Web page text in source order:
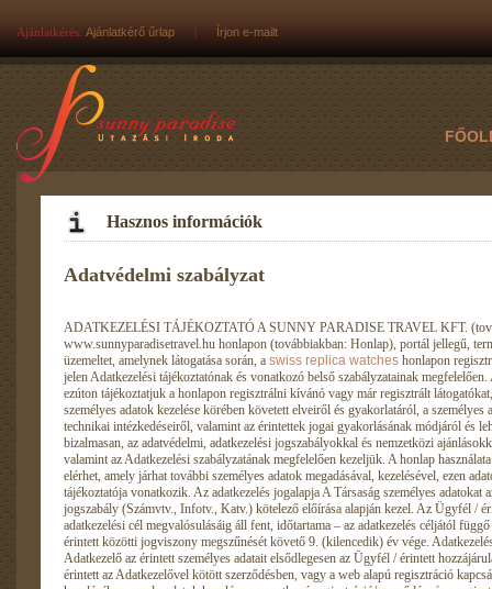
Ajánlatkérés: Ajánlatkérő űrlap | Írjon e-mailt
Hasznos információk
Adatvédelmi szabályzat
ADATKEZELÉSI TÁJÉKOZTATÓ A SUNNY PARADISE TRAVEL KFT.
www.sunnyparadisetravel.hu honlapon (továbbiakban: Honlap), portál jellegű,
üzemeltet, amelynek látogatása során, a swiss replica watches honlapon regisztrálók (továbbiakban: Ügyfél) adatait kezeli a jelen Adatkezelési tájékoztatónak és vonatkozó belső szabályzatainak megfelelően. Az adatok kezelésével összefüggésben ezúton tájékoztatjuk a honlapon regisztrálni kívánó vagy már regisztrált látogatókat, a honlap által kezelt személyes adatokról, a személyes adatok kezelése körében követett elveiről és gyakorlatáról, a személyes adatok védelme érdekében tett szervezési és technikai intézkedéseiről, valamint az érintettek jogai gyakorlásának módjáról és lehetőségeiről. A rögzített személyes adatokat bizalmasan, az adatvédelmi, adatkezelési jogszabályokkal és nemzetközi ajánlásokkal összhangban, a jelen tájékoztatónak valamint az Adatkezelési szabályzatának megfelelően kezeljük. A honlap használata során az Ügyfél további funkciókat is elérhet, amely járhat további személyes adatok megadásával, kezelésével, ezen adatok kezelésére is a Társaság jelen adatkezelési tájékoztatója vonatkozik. Az adatkezelés jogalapja A Társaság személyes adatokat az Ügyfél / érintett hozzájárulása, illetve jogszabály (Számvtv., Infotv., Katv.) kötelező előírása alapján kezel. Az Ügyfél / érintett hozzájárulásán alapuló adatkezelés, az adatkezelési cél megvalósulásáig áll fent, időtartama – az adatkezelés céljától függő – de maximális a Társaság és az Ügyfél / érintett közötti jogviszony megszűnését követő 9. (kilencedik) év vége. Adatkezelés az érintett hozzájárulása alapján Az Adatkezelő az érintett személyes adatait elsődlegesen az Ügyfél / érintett hozzájárulása alapján kezeli. Amennyiben Ügyfél / érintett az Adatkezelővel kötött szerződésben, vagy a web alapú regisztráció kapcsán hozzájárulást ad(hat) mindazon adatai kezeléséhez, amely adatok kezelése a vonatkozó regisztráció/szerződés, és a regisztráció/szerződésben foglalt szolgáltatások végrehajtásához szükséges. Amennyiben az adat kezelése nélkül a regisztráció/szerződés nem teljesíthető, a hozzájárulás hiányában a regisztráció/szerződés nem valósul meg. A regisztráció elfogadásával az Ügyfél / érintett hozzájárul az Adatkezelési Tájékoztatóban meghatározott adatkezelésekhez. Az web alapú űrlapokon az Ügyfél / érintett tájékoztatást kap arról, hogy mely adat kezelése szükséges. Az űrlapon/nyomtatványon feltüntetésre kerül, hogy az adatkezelés kötelező – a szolgáltatás igénybe vételének feltétele – vagy az Ügyfél / érintett hozzájárulásától függ. Amennyiben az Ügyfél / érintett külön nyilatkozatban adja hozzájárulását, az Adatkezelő a nyilatkozathoz kapcsolódóan az Ügyfél / érintett számára teljes körű tájékoztatást nyújt az adatok kezeléséről. A Társaság tájékoztatja az Ügyfelet, hogy az adatkezeléssel kapcsolatos tényekről történt tájékoztatást követően, a természetes személy Ügyfél az egyedi